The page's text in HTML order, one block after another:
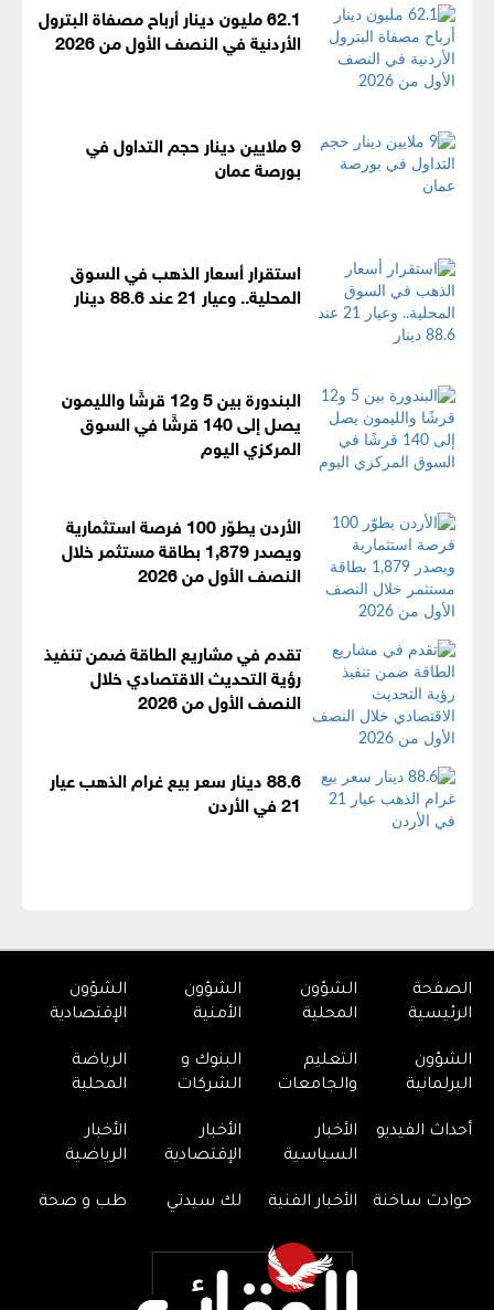
62.1 مليون دينار أرباح مصفاة البترول
الأردنية في النصف الأول من 2026
9 ملايين دينار حجم التداول في
بورصة عمان
استقرار أسعار الذهب في السوق
المحلية.. وعيار 21 عند 88.6 دينار
البندورة بين 5 و12 قرشًا والليمون
يصل إلى 140 قرشًا في السوق
المركزي اليوم
الأردن يطوّر 100 فرصة استثمارية
ويصدر 1,879 بطاقة مستثمر خلال
النصف الأول من 2026
تقدم في مشاريع الطاقة ضمن تنفيذ
رؤية التحديث الاقتصادي خلال
النصف الأول من 2026
88.6 دينار سعر بيع غرام الذهب عيار
21 في الأردن
الصفحة
الرئيسية
الشؤون
المحلية
الشؤون
الأمنية
الشؤون
الإقتصادية
الشؤون
البرلمانية
التعليم
والجامعات
البنوك و
الشركات
الرياضة
المحلية
أحداث الفيديو
الأخبار
السياسية
الأخبار
الإقتصادية
الأخبار
الرياضية
حوادث ساخنة الأخبار الفنية لك سيدتي طب و صحة